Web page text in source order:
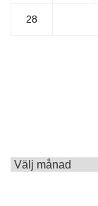
28
Arkiv